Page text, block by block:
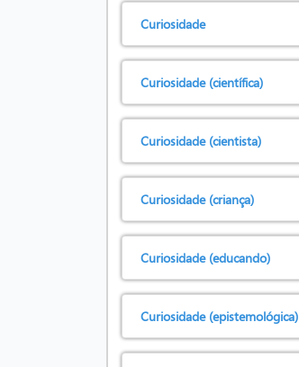
Curiosidade
Curiosidade (científica)
Curiosidade (cientista)
Curiosidade (criança)
Curiosidade (educando)
Curiosidade (epistemológica)